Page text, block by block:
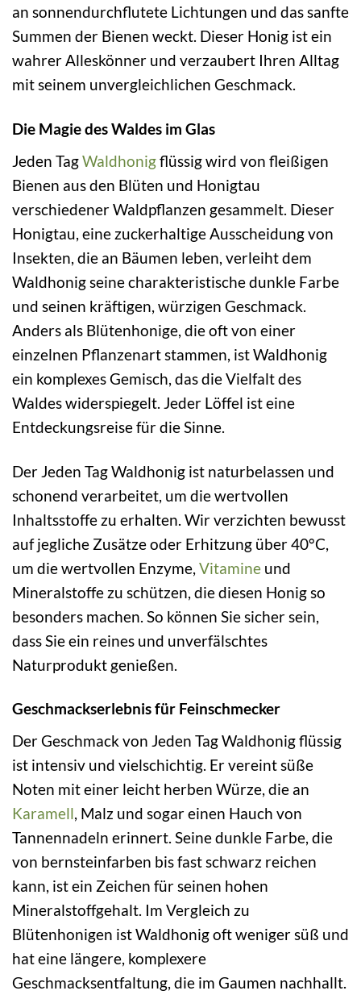
an sonnendurchflutete Lichtungen und das sanfte
Summen der Bienen weckt. Dieser Honig ist ein
wahrer Alleskönner und verzaubert Ihren Alltag
mit seinem unvergleichlichen Geschmack.
Die Magie des Waldes im Glas
Jeden TagWaldhonigflüssig wird von fleißigen
Bienen aus den Blüten und Honigtau
verschiedener Waldpflanzen gesammelt. Dieser
Honigtau, eine zuckerhaltige Ausscheidung von
Insekten, die an Bäumen leben, verleiht dem
Waldhonig seine charakteristische dunkle Farbe
und seinen kräftigen, würzigen Geschmack.
Anders als Blütenhonige, die oft von einer
einzelnen Pflanzenart stammen, ist Waldhonig
ein komplexes Gemisch, das die Vielfalt des
Waldes widerspiegelt. Jeder Löffel ist eine
Entdeckungsreise für die Sinne.
Der Jeden Tag Waldhonig ist naturbelassen und
schonend verarbeitet, um die wertvollen
Inhaltsstoffe zu erhalten. Wir verzichten bewusst
auf jegliche Zusätze oder Erhitzung über 40°C,
um die wertvollen Enzyme, Vitamine und
Mineralstoffe zu schützen, die diesen Honig so
besonders machen. So können Sie sicher sein,
dass Sie ein reines und unverfälschtes
Naturprodukt genießen.
Geschmackserlebnis für Feinschmecker
Der Geschmack von Jeden Tag Waldhonig flüssig
ist intensiv und vielschichtig. Er vereint süße
Noten mit einer leicht herben Würze, die an
Karamell, Malz und sogar einen Hauch von
Tannennadeln erinnert. Seine dunkle Farbe, die
von bernsteinfarben bis fast schwarz reichen
kann, ist ein Zeichen für seinen hohen
Mineralstoffgehalt. Im Vergleich zu
Blütenhonigen ist Waldhonig oft weniger süß und
hat eine längere, komplexere
Geschmacksentfaltung, die im Gaumen nachhallt.